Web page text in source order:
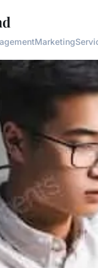
Marketing